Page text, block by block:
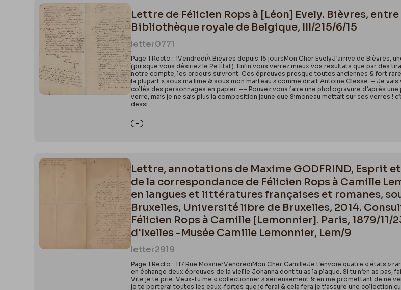
Lettre de Félicien Rops à [Léon] Evely. Bièvres,
Bibliothèque royale de Belgique, III/215/6/15
letter0771
Page 1 Recto : 1VendrediÀ Bièvres depuis 15 joursMon Cher EvelyJ’arrive de
(puisque vous désiriez le 2e État). Enfin vous verrez mieux vos résultats que par des
notre compte, les croquis suivront. Ces épreuves presque toutes anciennes & fort
la plupart « sous ma lime & sous mon marteau » comme dirait Antoine Clesse. – Je
collés des personnages en papier. –– Pouvez vous faire une photogravure d’après
verre, mais je ne sais plus la composition jaune que Simoneau mettait sur ses verres !
dessi
Lettre, annotations de Maxime GODFRIND, Esprit
de la correspondance de Félicien Rops à Camille
en langues et littératures françaises et romanes,
Bruxelles, Université libre de Bruxelles, 2014.
Félicien Rops à Camille [Lemonnier]. Paris, 1879/11/
d'Ixelles -Musée Camille Lemonnier, Lem/9
letter2919
Page 1 Recto : 117 Rue MosnierVendrediMon Cher CamilleJe t’envoie quatre « états
en échange deux épreuves de la vieille Johanna dont tu as la plaque. Si tu n’en as
Vite je te prie. Veux-tu me « collectionner » sérieusement & en me promettant de ne
je te porterai toutes les eaux-fortes que je ferai & cela fera je t’assure une collection